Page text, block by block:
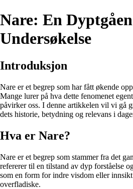
Nare: En
Undersøkelse
Introduksjon
Nare er et begrep som har fått økende
Mange lurer på hva dette fenomenet
påvirker oss. I denne artikkelen vil vi gå
dets historie, betydning og relevans i
Hva er Nare?
Nare er et begrep som stammer fra det
refererer til en tilstand av dyp forståelse
som en form for indre visdom eller
overfladiske.